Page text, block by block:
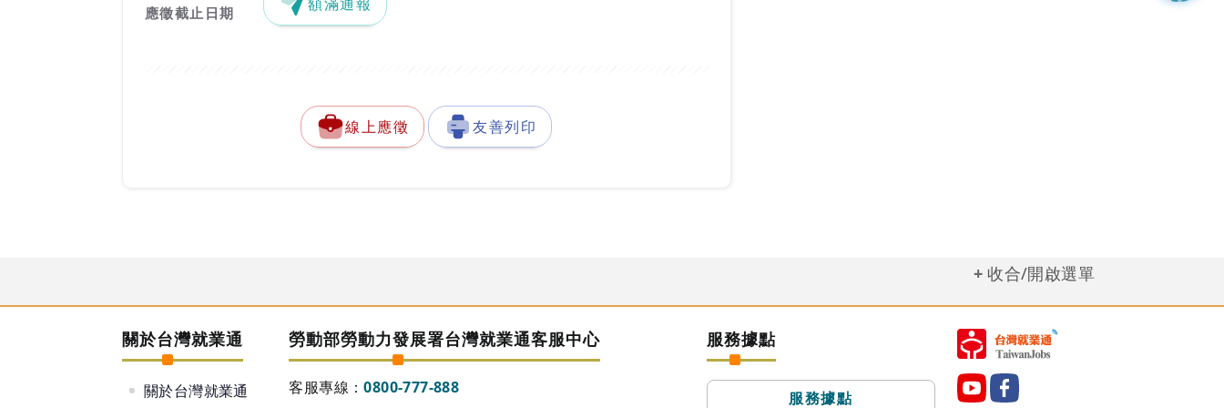
應徵截止日期
線上應徵 友善列印
收合/開啟選單
關於台灣就業通
關於台灣就業通
勞動部勞動力發展署台灣就業通客服中心
客服專線：0800-777-888
服務據點
服務據點